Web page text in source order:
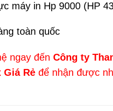
máy in Hp 9000 (HP
toàn quốc
ngay đến Công ty
Giá Rẻ để nhận được